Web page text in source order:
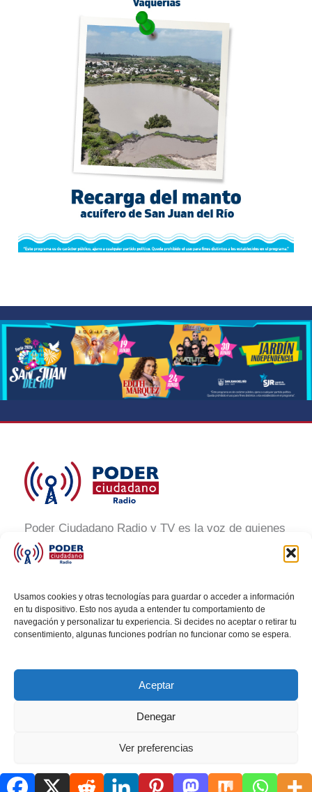
Usamos cookies y otras tecnologías para guardar o acceder a información
en tu dispositivo. Esto nos ayuda a entender tu comportamiento de
navegación y personalizar tu experiencia. Si decides no aceptar o retirar tu
consentimiento, algunas funciones podrían no funcionar como se espera.
Aceptar
Denegar
Ver preferencias
Política de cookies AVISO DE PRIVACIDADAVISO DE PRIVACIDAD
Poder Ciudadano Radio y TV es la voz de quienes
buscan un México informado y participativo.
Nuestro compromiso es conectar con la
transformación social a través de noticias claras,
veraces y al alcance de todos.